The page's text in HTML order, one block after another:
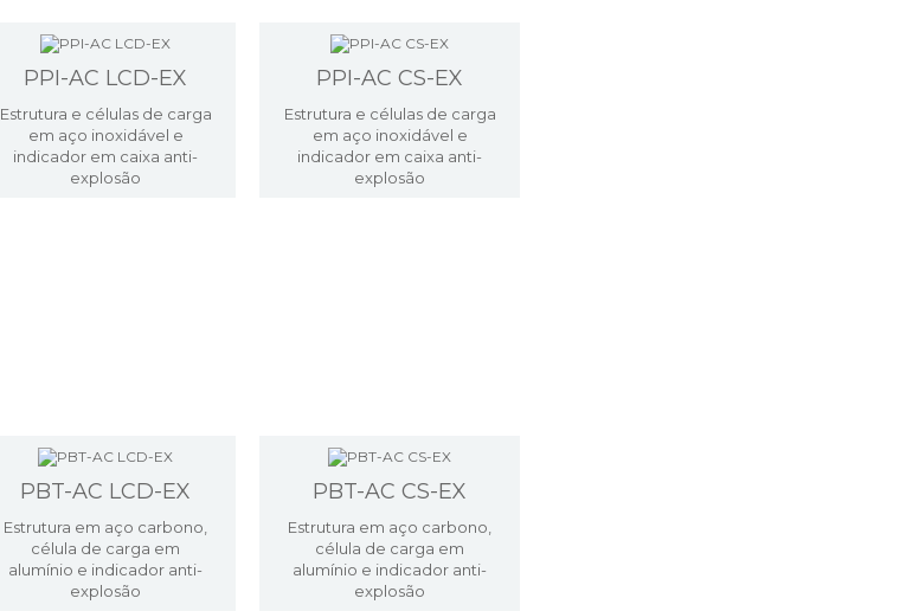
PPI-AC LCD-EX
Estrutura e células de carga
em aço inoxidável e
indicador em caixa anti-
explosão
PPI-AC CS-EX
Estrutura e células de carga
em aço inoxidável e
indicador em caixa anti-
explosão
PBT-AC LCD-EX
Estrutura em aço carbono,
célula de carga em
alumínio e indicador anti-
explosão
PBT-AC CS-EX
Estrutura em aço carbono,
célula de carga em
alumínio e indicador anti-
explosão